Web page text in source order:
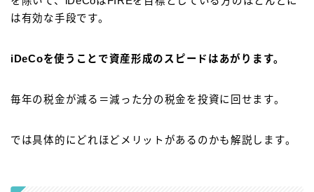
は有効な手段です。
iDeCoを使うことで資産形成のスピードはあがります。
毎年の税金が減る＝減った分の税金を投資に回せます。
では具体的にどれほどメリットがあるのかも解説します。